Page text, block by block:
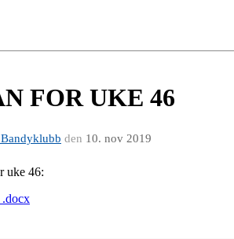
FOR UKE 46
den 10. nov 2019
uke 46:
.docx